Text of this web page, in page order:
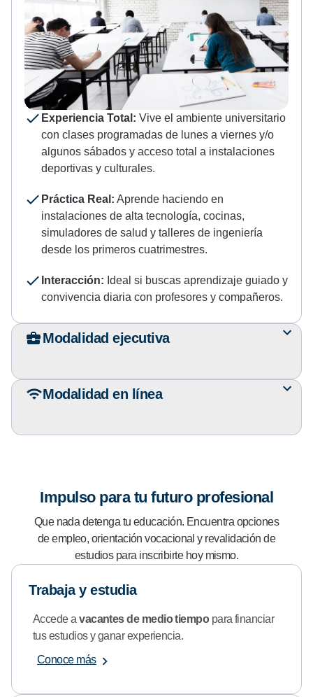
Experiencia Total: Vive el ambiente universitario
con clases programadas de lunes a viernes y/o
algunos sábados y acceso total a instalaciones
deportivas y culturales.
Práctica Real: Aprende haciendo en
instalaciones de alta tecnología, cocinas,
simuladores de salud y talleres de ingeniería
desde los primeros cuatrimestres.
Interacción: Ideal si buscas aprendizaje guiado y
convivencia diaria con profesores y compañeros.
Modalidad ejecutiva
Modalidad en línea
Impulso para tu futuro profesional
Que nada detenga tu educación. Encuentra opciones
de empleo, orientación vocacional y revalidación de
estudios para inscribirte hoy mismo.
Trabaja y estudia
Accede a vacantes de medio tiempopara financiar
tus estudios y ganar experiencia.
Conoce más